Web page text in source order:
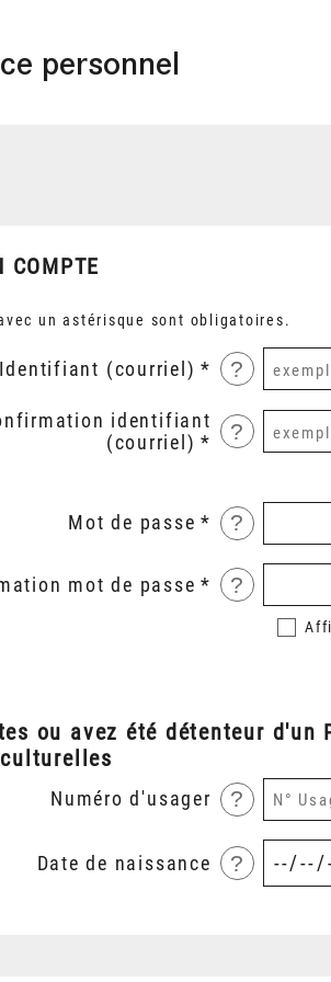
personnel
COMPTE
un astérisque sont obligatoires.
Identifiant (courriel) ?
identifiant
(courriel)
?
Mot de passe ?
mot de passe ?
ou avez été détenteur
Numéro d'usager ?
Date de naissance ?